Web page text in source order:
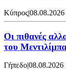
Κύπρος|08.08.2026
Οι πιθανές
του
Γήπεδο|08.08.2026